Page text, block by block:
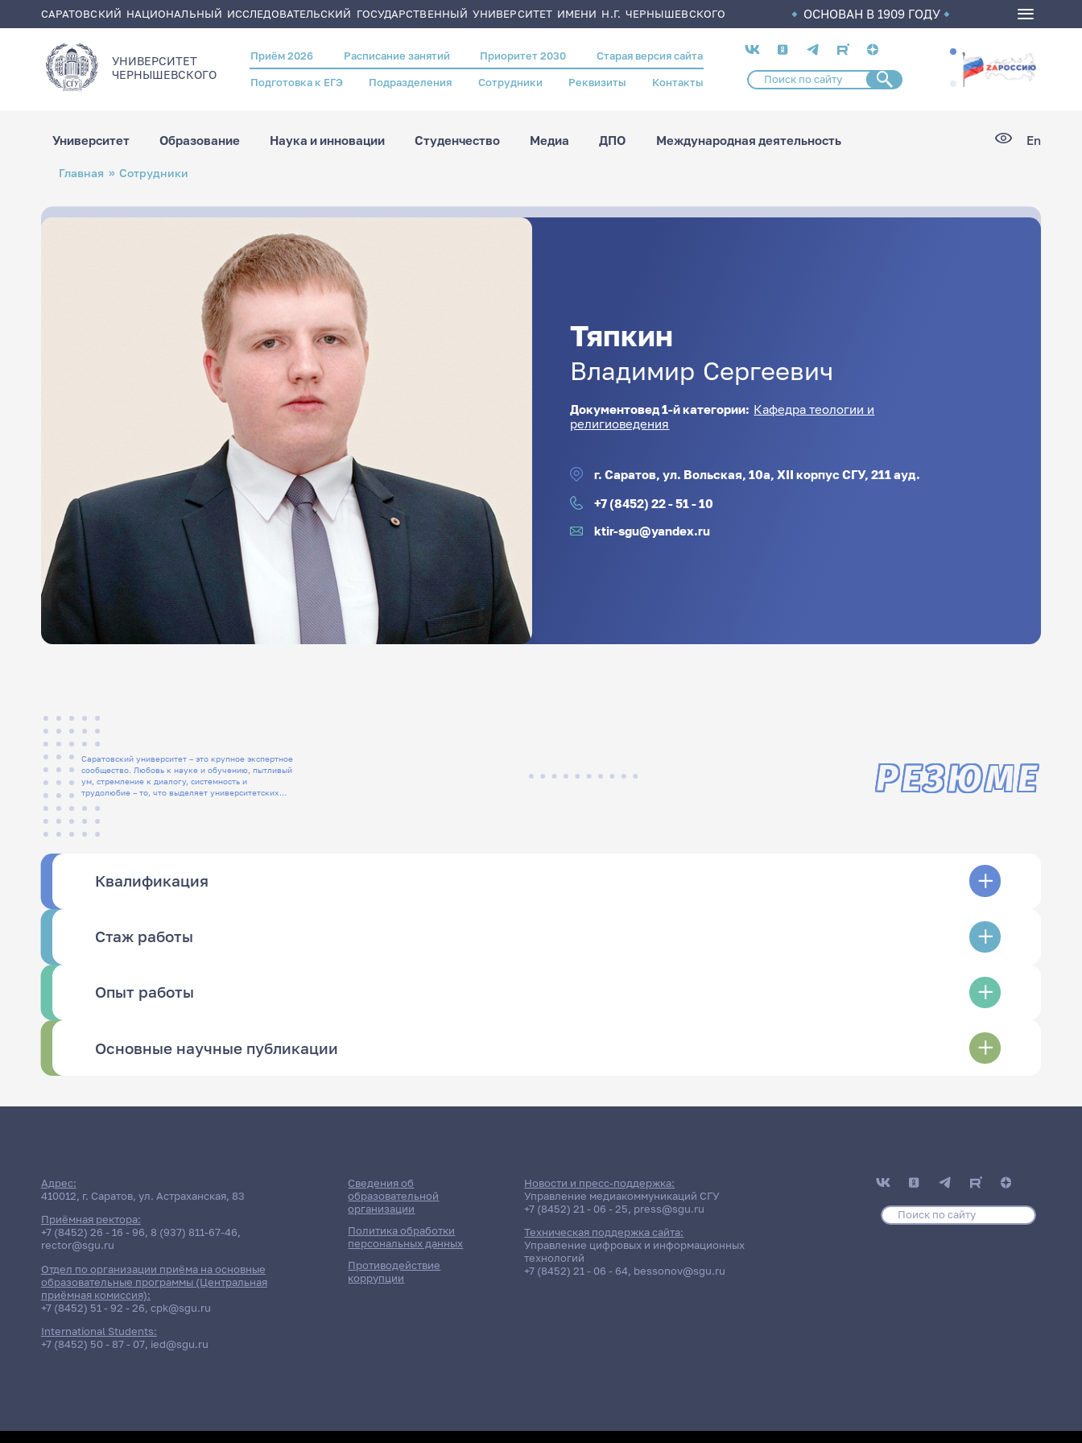
САРАТОВСКИЙ НАЦИОНАЛЬНЫЙ ИССЛЕДОВАТЕЛЬСКИЙ ГОСУДАРСТВЕННЫЙ УНИВЕРСИТЕТ ИМЕНИ Н.Г. ЧЕРНЫШЕВСКОГО ОСНОВАН В 1909 ГОДУ
УНИВЕРСИТЕТ
ЧЕРНЫШЕВСКОГO
Header
menu
Приём 2026 Расписание занятий Приоритет 2030 Старая версия сайта
Подготовка к ЕГЭ Подразделения Сотрудники Реквизиты Контакты
Социальные
сети
Университет Образование Наука и инновации Студенчество Медиа ДПО Международная деятельность En
Строка
навигации
Главная Сотрудники
Тяпкин
Владимир Сергеевич
Документовед 1-й категории: Кафедра теологии и
религиоведения
г. Саратов, ул. Вольская, 10а, XII корпус СГУ, 211 ауд.
+7 (8452) 22 - 51 - 10
ktir-sgu@yandex.ru
Саратовский университет – это крупное экспертное
сообщество. Любовь к науке и обучению, пытливый
ум, стремление к диалогу, системность и
трудолюбие – то, что выделяет университетских
РЕЗЮМЕ
Квалификация
Стаж работы
Опыт работы
Основные научные публикации
Адрес:
410012, г. Саратов, ул. Астраханская, 83
Приёмная ректора:
+7 (8452) 26 - 16 - 96, 8 (937) 811-67-46,
rector@sgu.ru
Отдел по организации приёма на основные
образовательные программы (Центральная
приёмная комиссия):
+7 (8452) 51 - 92 - 26, cpk@sgu.ru
International Students:
+7 (8452) 50 - 87 - 07, ied@sgu.ru
Сведения об
образовательной
организации
Политика обработки
персональных данных
Противодействие
коррупции
Новости и пресс-поддержка:
Управление медиакоммуникаций СГУ
+7 (8452) 21 - 06 - 25, press@sgu.ru
Техническая поддержка сайта:
Управление цифровых и информационных
технологий
+7 (8452) 21 - 06 - 64, bessonov@sgu.ru